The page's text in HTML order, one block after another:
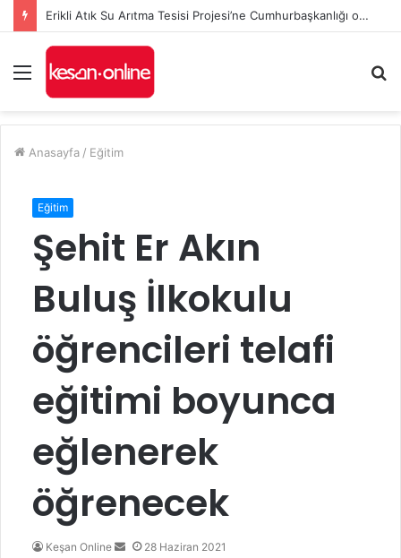
Erikli Atık Su Arıtma Tesisi Projesi’ne Cumhurbaşkanlığı onayı
Menü
...
Anasayfa / Eğitim
Eğitim
Şehit Er Akın
Buluş İlkokulu
öğrencileri telafi
eğitimi boyunca
eğlenerek
öğrenecek
Keşan Online
Bir 28 Haziran 2021